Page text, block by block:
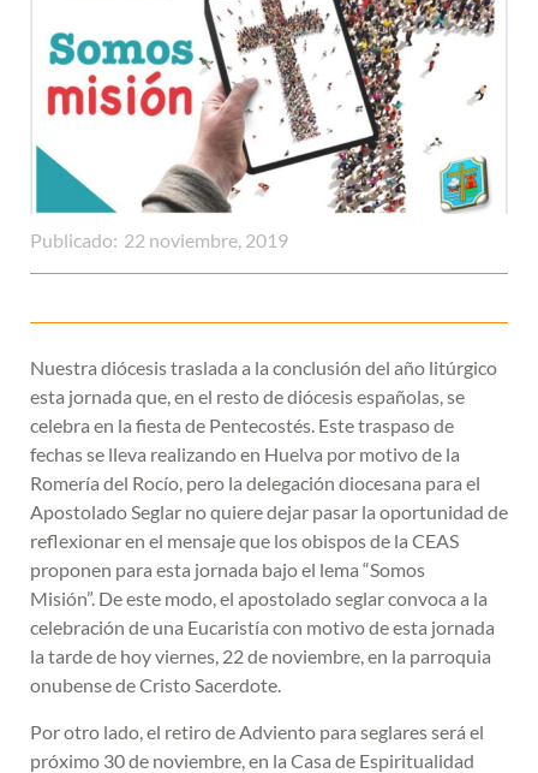
Publicado: 22 noviembre, 2019
Nuestra diócesis traslada a la conclusión del año litúrgico
esta jornada que, en el resto de diócesis españolas, se
celebra en la fiesta de Pentecostés. Este traspaso de
fechas se lleva realizando en Huelva por motivo de la
Romería del Rocío, pero la delegación diocesana para el
Apostolado Seglar no quiere dejar pasar la oportunidad de
reflexionar en el mensaje que los obispos de la CEAS
proponen para esta jornada bajo el lema “Somos
Misión”. De este modo, el apostolado seglar convoca a la
celebración de una Eucaristía con motivo de esta jornada
la tarde de hoy viernes, 22 de noviembre, en la parroquia
onubense de Cristo Sacerdote.
Por otro lado, el retiro de Adviento para seglares será el
próximo 30 de noviembre, en la Casa de Espiritualidad